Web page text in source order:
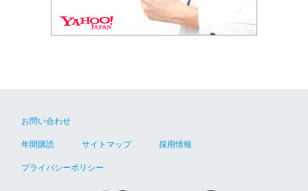
お問い合わせ
年間購読 サイトマップ 採用情報
プライバシーポリシー